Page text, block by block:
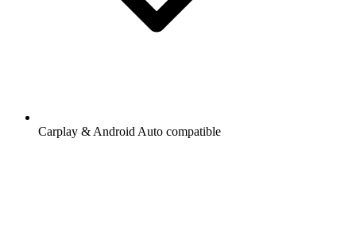
Carplay & Android Auto compatible